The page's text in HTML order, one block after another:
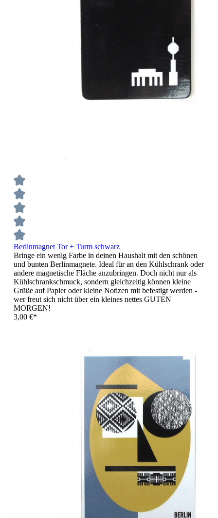
Berlinmagnet Tor + Turm schwarz
Bringe ein wenig Farbe in deinen Haushalt mit den schönen
und bunten Berlinmagnete. Ideal für an den Kühlschrank oder
andere magnetische Fläche anzubringen. Doch nicht nur als
Kühlschrankschmuck, sondern gleichzeitig können kleine
Grüße auf Papier oder kleine Notizen mit befestigt werden -
wer freut sich nicht über ein kleines nettes GUTEN
MORGEN!
3,00 €*